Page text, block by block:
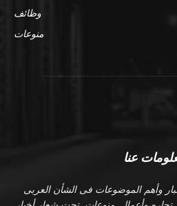
وظائف
منوعات
عنا
وأهم الموضوعات فى الشأن العربى